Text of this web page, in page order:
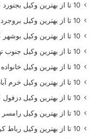
10 تا از بهترین وکیل بجنورد 🥇【آپدیت جدید】
10 تا از بهترین وکیل بروجرد 🥇【آپدیت جدید】
10 تا از بهترین وکیل بوشهر 🥇【آپدیت جدید】
10 تا از بهترین وکیل جنوب تهران 🥇【آپدیت جدید】
10 تا از بهترین وکیل خانواده کرج 🥇【آپدیت جدید】⚖️
10 تا از بهترین وکیل خرم آباد 🥇【آپدیت جدید】
10 تا از بهترین وکیل دزفول 🥇【آپدیت جدید】
10 تا از بهترین وکیل رامسر 🥇【آپدیت جدید】
10 تا از بهترین وکیل رباط کریم 🥇【آپدیت جدید】